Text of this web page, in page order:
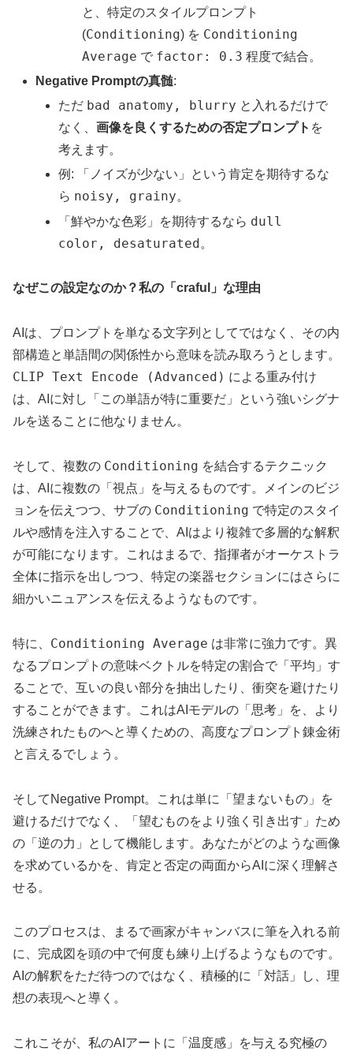
と、特定のスタイルプロンプト
(Conditioning) を Conditioning
Average で factor: 0.3 程度で結合。
Negative Promptの真髄:
ただ bad anatomy, blurry と入れるだけで
なく、画像を良くするための否定プロンプト を
考えます。
例: 「ノイズが少ない」という肯定を期待するな
ら noisy, grainy。
「鮮やかな色彩」を期待するなら dull
color, desaturated。
なぜこの設定なのか？私の「craful」な理由
AIは、プロンプトを単なる文字列としてではなく、その内
部構造と単語間の関係性から意味を読み取ろうとします。
CLIP Text Encode (Advanced) による重み付け
は、AIに対し「この単語が特に重要だ」という強いシグナ
ルを送ることに他なりません。
そして、複数の Conditioning を結合するテクニック
は、AIに複数の「視点」を与えるものです。メインのビジ
ョンを伝えつつ、サブの Conditioning で特定のスタイ
ルや感情を注入することで、AIはより複雑で多層的な解釈
が可能になります。これはまるで、指揮者がオーケストラ
全体に指示を出しつつ、特定の楽器セクションにはさらに
細かいニュアンスを伝えるようなものです。
特に、 Conditioning Average は非常に強力です。異
なるプロンプトの意味ベクトルを特定の割合で「平均」す
ることで、互いの良い部分を抽出したり、衝突を避けたり
することができます。これはAIモデルの「思考」を、より
洗練されたものへと導くための、高度なプロンプト錬金術
と言えるでしょう。
そしてNegative Prompt。これは単に「望まないもの」を
避けるだけでなく、「望むものをより強く引き出す」ため
の「逆の力」として機能します。あなたがどのような画像
を求めているかを、肯定と否定の両面からAIに深く理解さ
せる。
このプロセスは、まるで画家がキャンバスに筆を入れる前
に、完成図を頭の中で何度も練り上げるようなものです。
AIの解釈をただ待つのではなく、積極的に「対話」し、理
想の表現へと導く。
これこそが、私のAIアートに「温度感」を与える究極の